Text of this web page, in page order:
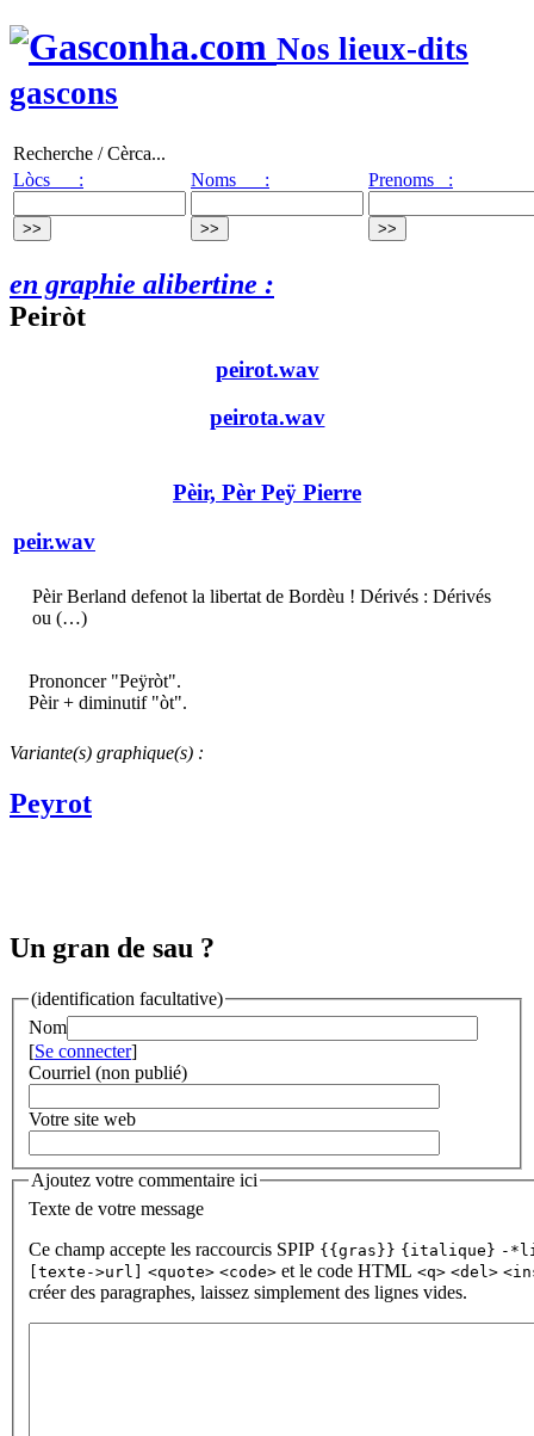
Nos lieux-dits
gascons
Recherche / Cèrca...
Lòcs :
Noms : Prenoms :
en graphie alibertine :
Peiròt
peirot.wav
peirota.wav
Pèir, Pèr Peÿ Pierre
peir.wav
Pèir Berland defenot la libertat de Bordèu ! Dérivés : Dérivés
ou (…)
Prononcer "Peÿròt".
Pèir + diminutif "òt".
Variante(s) graphique(s) :
Peyrot
Un gran de sau ?
(identification facultative)
Nom
[Se connecter]
Courriel (non publié)
Votre site web
Ajoutez votre commentaire ici
Texte de votre message
Ce champ accepte les raccourcis SPIP {{gras}} {italique} -
[texte->url]
<quote> <code> et le code HTML <q> <del>
créer des paragraphes, laissez simplement des lignes vides.